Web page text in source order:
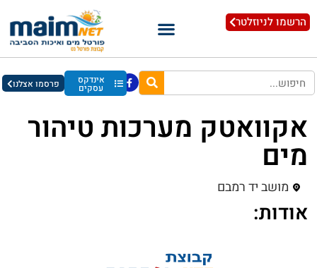
הרשמו לניוזלטר
אינדקס
עסקים פרסמו אצלנו
אקוואטק מערכות טיהור
מים
מושב יד רמבם
אודות: